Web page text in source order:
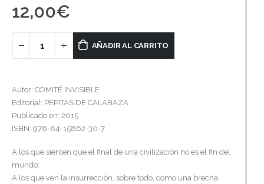
12,00€
AÑADIR AL CARRITO
Autor: COMITÉ INVISIBLE
Editorial: PEPITAS DE CALABAZA
Publicado en: 2015
ISBN: 978-84-15862-30-7
A los que sienten que el final de una civilización no es el fin del
mundo;
A los que ven la insurrección, sobre todo, como una brecha